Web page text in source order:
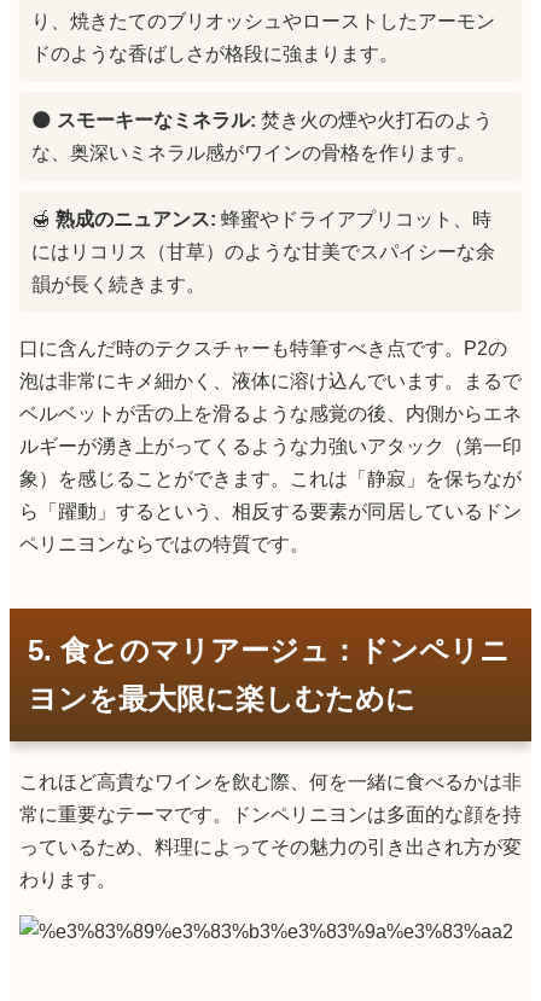
り、焼きたてのブリオッシュやローストしたアーモン
ドのような香ばしさが格段に強まります。
🌑 スモーキーなミネラル: 焚き火の煙や火打石のよう
な、奥深いミネラル感がワインの骨格を作ります。
🍯 熟成のニュアンス: 蜂蜜やドライアプリコット、時
にはリコリス（甘草）のような甘美でスパイシーな余
韻が長く続きます。
口に含んだ時のテクスチャーも特筆すべき点です。P2の
泡は非常にキメ細かく、液体に溶け込んでいます。まるで
ベルベットが舌の上を滑るような感覚の後、内側からエネ
ルギーが湧き上がってくるような力強いアタック（第一印
象）を感じることができます。これは「静寂」を保ちなが
ら「躍動」するという、相反する要素が同居しているドン
ペリニヨンならではの特質です。
5. 食とのマリアージュ：ドンペリニ
ヨンを最大限に楽しむために
これほど高貴なワインを飲む際、何を一緒に食べるかは非
常に重要なテーマです。ドンペリニヨンは多面的な顔を持
っているため、料理によってその魅力の引き出され方が変
わります。